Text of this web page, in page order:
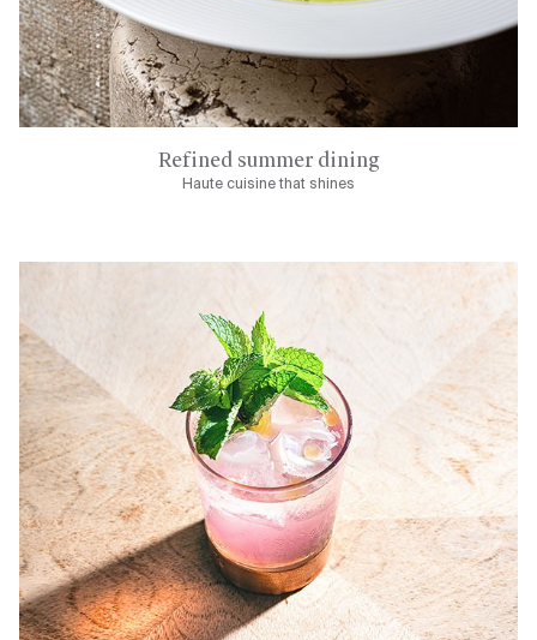
Refined summer dining
Haute cuisine that shines